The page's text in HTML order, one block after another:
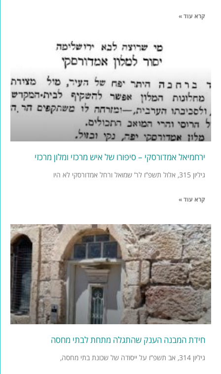
קרא עוד »
ירחמיאל אמדורסקי – סיפורו של איש מרכזי ומלון מרכזי
גיליון 315, אלול תשפ”ו לר’ שמואל ורחל אמדורסקי לא היו
קרא עוד »
חידת המבנה הענק שהתגלה מתחת לבתי מחסה
גיליון 314, אב תשפ”ו על ייסודה של שכונת בתי מחסה,